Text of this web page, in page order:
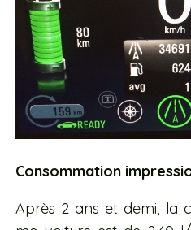
Consommation
Après 2 ans et demi, la